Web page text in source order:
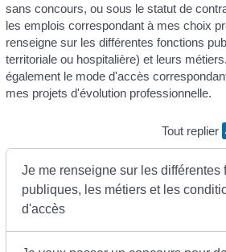
sans concours, ou sous le statut de
les emplois correspondant à mes choix
renseigne sur les différentes fonctions
territoriale ou hospitalière) et leurs
également le mode d'accès
mes projets d'évolution professionnelle.
Tout replier
Je me renseigne sur les différentes
publiques, les métiers et les
d'accès